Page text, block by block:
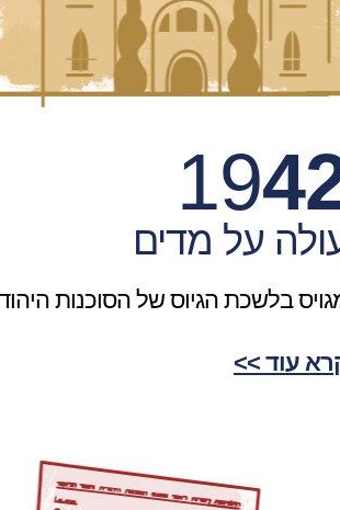
19
על מדים
בלשכת הגיוס של הסוכנות
עוד >>